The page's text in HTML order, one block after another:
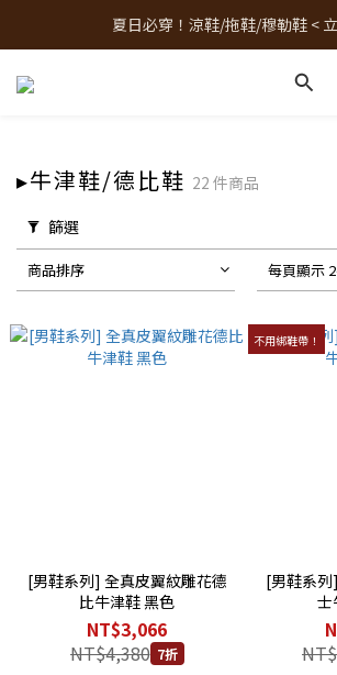
人氣熱銷款！最新補貨 < 立即
夏日必穿！涼鞋/拖鞋/穆勒鞋 <
人氣熱銷款！最新補貨 < 立即
▸牛津鞋/德比鞋 22 件商品
篩選
商品排序 每頁顯示
[男鞋系列] 全真皮翼紋雕花德
比牛津鞋 黑色
NT$3,066
NT$4,380 7折
不用綁鞋帶！
[男鞋系
士